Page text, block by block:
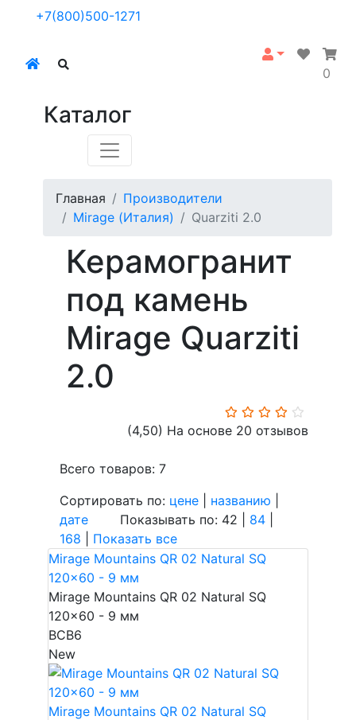
+7(800)500-1271
0
Каталог
Главная
Производители
Mirage (Италия)
Quarziti 2.0
Керамогранит
под камень
Mirage Quarziti
2.0
(4,50) На основе 20 отзывов
Всего товаров: 7
Сортировать по: цене названию
дате Показывать по: 42 | 84
168
Показать все
Mirage Mountains QR 02 Natural SQ
120x60 - 9 мм
Mirage Mountains QR 02 Natural SQ
120x60 - 9 мм
BCB6
New
Mirage Mountains QR 02 Natural SQ